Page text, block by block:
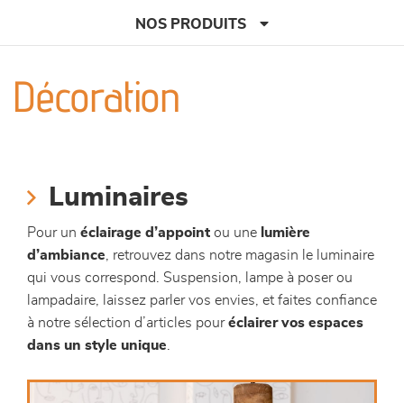
NOS PRODUITS
canapés et fauteuils
chambres et dressing
literie
Décoration
Luminaires
Pour un éclairage d’appoint ou une lumière
d’ambiance , retrouvez dans notre magasin le luminaire
qui vous correspond. Suspension, lampe à poser ou
lampadaire, laissez parler vos envies, et faites confiance
à notre sélection d’articles pouréclairer vos espaces
dans un style unique